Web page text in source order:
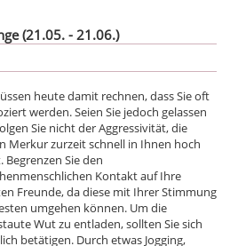
(21.05. - 21.06.)
heute damit rechnen, dass Sie oft
werden. Seien Sie jedoch gelassen
Sie nicht der Aggressivität, die
Merkur zurzeit schnell in Ihnen hoch
Begrenzen Sie den
Kontakt auf Ihre
Freunde, da diese mit Ihrer Stimmung
umgehen können. Um die
Wut zu entladen, sollten Sie sich
betätigen. Durch etwas Jogging,